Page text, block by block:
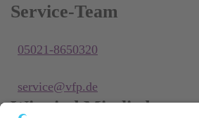
Service-Team
05021-8650320
service@vfp.de
Wir sind Mitglied